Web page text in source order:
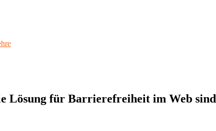
Lösung für Barrierefreiheit im Web sind